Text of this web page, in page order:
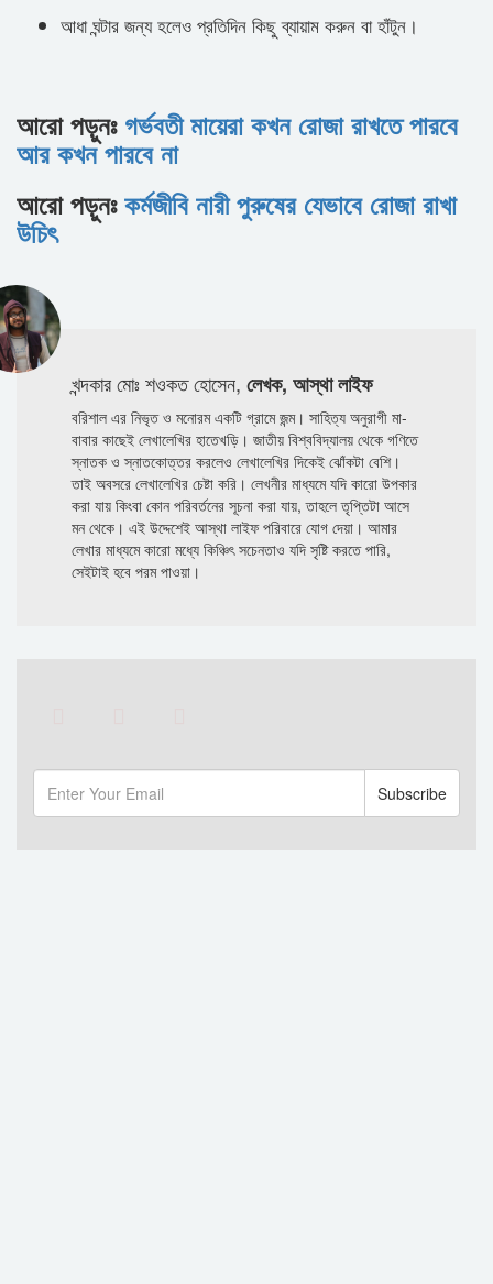
আধা ঘন্টার জন্য হলেও প্রতিদিন কিছু ব্যায়াম করুন বা হাঁটুন।
আরো পড়ুনঃ গর্ভবতী মায়েরা কখন রোজা রাখতে পারবে
আর কখন পারবে না
আরো পড়ুনঃকর্মজীবি নারী পুরুষের যেভাবে রোজা রাখা
উচিৎ
খন্দকার মোঃ শওকত হোসেন, লেখক, আস্থা লাইফ
বরিশাল এর নিভৃত ও মনোরম একটি গ্রামে জন্ম। সাহিত্য অনুরাগী মা-
বাবার কাছেই লেখালেখির হাতেখড়ি। জাতীয় বিশ্ববিদ্যালয় থেকে গণিতে
স্নাতক ও স্নাতকোত্তর করলেও লেখালেখির দিকেই ঝোঁকটা বেশি।
তাই অবসরে লেখালেখির চেষ্টা করি। লেখনীর মাধ্যমে যদি কারো উপকার
করা যায় কিংবা কোন পরিবর্তনের সূচনা করা যায়, তাহলে তৃপ্তিটা আসে
মন থেকে। এই উদ্দেশেই আস্থা লাইফ পরিবারে যোগ দেয়া। আমার
লেখার মাধ্যমে কারো মধ্যে কিঞ্চিৎ সচেনতাও যদি সৃষ্টি করতে পারি,
সেইটাই হবে পরম পাওয়া।